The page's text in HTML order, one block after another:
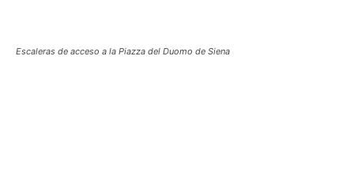
Escaleras de acceso a la Piazza del Duomo de Siena